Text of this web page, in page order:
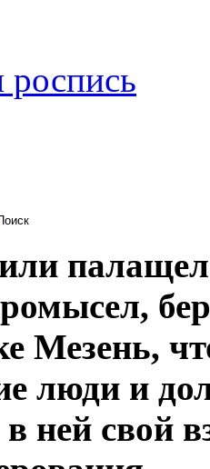
роспись
Мезень,
люди и
ней свой